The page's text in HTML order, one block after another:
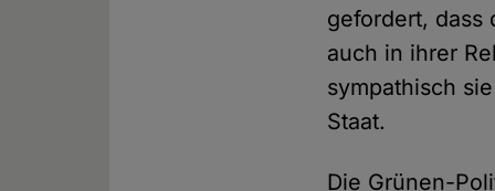
gefordert, dass
auch in ihrer
sympathisch
Staat.
Die Grünen-